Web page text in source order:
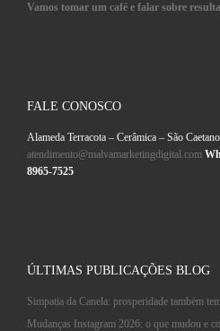
Vamos tomar um café e falar sobre
FALE CONOSCO
Alameda Terracota – Cerâmica – São
atendimento@malvamarketingdigital.com
8965-7525
ÚLTIMAS PUBLICAÇÕES BLOG
Simpatia da Canela: prosperidade também
Mudanças Instagram 2026: o que mudou e